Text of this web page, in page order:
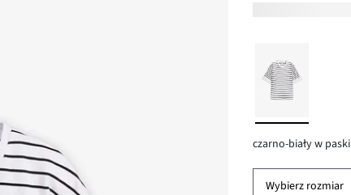
czarno-biały w paski
Wybierz rozmiar